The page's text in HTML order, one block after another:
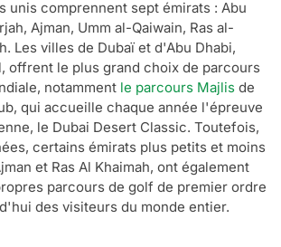
unis comprennent sept émirats : Abu
Ajman, Umm al-Qaiwain, Ras al-
Les villes de Dubaï et d'Abu Dhabi,
offrent le plus grand choix de parcours
notamment le parcours Majlis de
qui accueille chaque année l'épreuve
le Dubai Desert Classic. Toutefois,
certains émirats plus petits et moins
et Ras Al Khaimah, ont également
parcours de golf de premier ordre
des visiteurs du monde entier.